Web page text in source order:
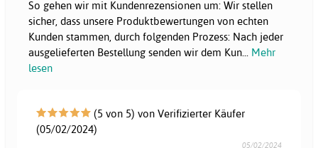
So gehen wir mit Kundenrezensionen um: Wir stellen
sicher, dass unsere Produktbewertungen von echten
Kunden stammen, durch folgenden Prozess: Nach jeder
ausgelieferten Bestellung senden wir dem Kun... Mehr
lesen
(5 von 5) von Verifizierter Käufer
(05/02/2024)
05/02/2024